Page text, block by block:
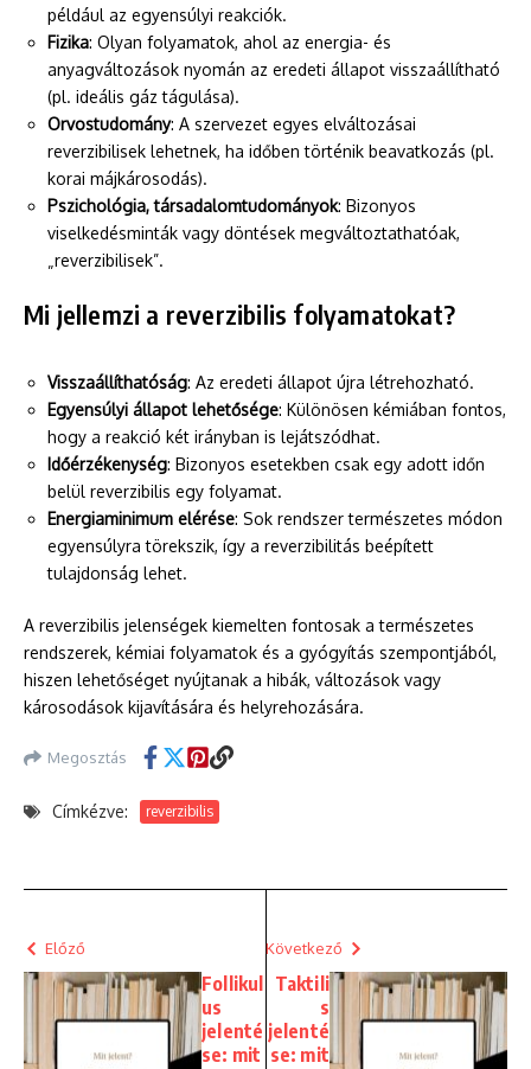
például az egyensúlyi reakciók.
Fizika: Olyan folyamatok, ahol az energia- és
anyagváltozások nyomán az eredeti állapot visszaállítható
(pl. ideális gáz tágulása).
Orvostudomány: A szervezet egyes elváltozásai
reverzibilisek lehetnek, ha időben történik beavatkozás (pl.
korai májkárosodás).
Pszichológia, társadalomtudományok: Bizonyos
viselkedésminták vagy döntések megváltoztathatóak,
„reverzibilisek”.
Mi jellemzi a reverzibilis folyamatokat?
Visszaállíthatóság: Az eredeti állapot újra létrehozható.
Egyensúlyi állapot lehetősége: Különösen kémiában fontos,
hogy a reakció két irányban is lejátszódhat.
Időérzékenység: Bizonyos esetekben csak egy adott időn
belül reverzibilis egy folyamat.
Energiaminimum elérése: Sok rendszer természetes módon
egyensúlyra törekszik, így a reverzibilitás beépített
tulajdonság lehet.
A reverzibilis jelenségek kiemelten fontosak a természetes
rendszerek, kémiai folyamatok és a gyógyítás szempontjából,
hiszen lehetőséget nyújtanak a hibák, változások vagy
károsodások kijavítására és helyrehozására.
Megosztás
Címkézve: reverzibilis
Előző
Follikul
us
jelenté
se: mit
Következő
Taktili
s
jelenté
se: mit